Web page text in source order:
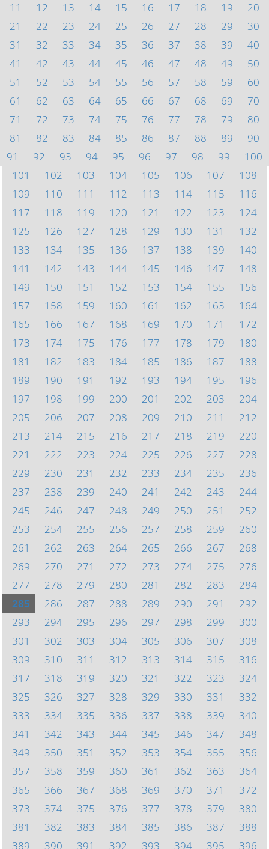
11
12 13 14 15 16 17 18 19
20
21
22 23 24 25 26 27 28 29
30
31
32 33 34 35 36 37 38 39
40
41
42 43 44 45 46 47 48 49
50
51
52 53 54 55 56 57 58 59
60
61
62 63 64 65 66 67 68 69
70
71
72 73 74 75 76 77 78 79
80
81
82 83 84 85 86 87 88 89
90
91
92 93 94 95 96 97 98 99
100
101
102 103 104 105 106 107
108
109
110 111 112 113 114 115
116
117
118 119 120 121 122 123
124
125
126 127 128 129 130 131
132
133
134 135 136 137 138 139
140
141
142 143 144 145 146 147
148
149
150 151 152 153 154 155
156
157
158 159 160 161 162 163
164
165
166 167 168 169 170 171
172
173
174 175 176 177 178 179
180
181
182 183 184 185 186 187
188
189
190 191 192 193 194 195
196
197
198 199 200 201 202 203
204
205
206 207 208 209 210 211
212
213
214 215 216 217 218 219
220
221
222 223 224 225 226 227
228
229
230 231 232 233 234 235
236
237
238 239 240 241 242 243
244
245
246 247 248 249 250 251
252
253
254 255 256 257 258 259
260
261
262 263 264 265 266 267
268
269
270 271 272 273 274 275
276
277
278 279 280 281 282 283
284
285
286 287 288 289 290 291
292
293
294 295 296 297 298 299
300
301
302 303 304 305 306 307
308
309
310 311 312 313 314 315
316
317
318 319 320 321 322 323
324
325
326 327 328 329 330 331
332
333
334 335 336 337 338 339
340
341
342 343 344 345 346 347
348
349
350 351 352 353 354 355
356
357
358 359 360 361 362 363
364
365
366 367 368 369 370 371
372
373
374 375 376 377 378 379
380
381
382 383 384 385 386 387
388
389
390 391 392 393 394 395 396